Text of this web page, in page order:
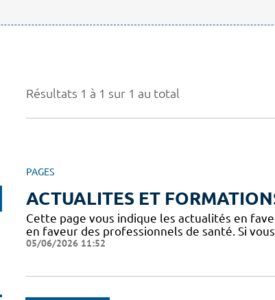
Résultats 1 à 1 sur 1 au total
PAGES
ACTUALITES ET
Cette page vous indique les actualités en
en faveur des professionnels de santé. Si
05/06/2026 11:52